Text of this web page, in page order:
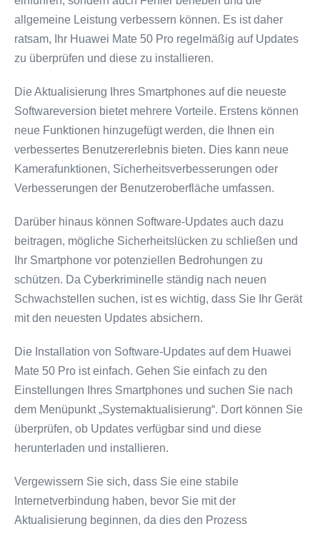
allgemeine Leistung verbessern können. Es ist daher
ratsam, Ihr Huawei Mate 50 Pro regelmäßig auf Updates
zu überprüfen und diese zu installieren.
Die Aktualisierung Ihres Smartphones auf die neueste
Softwareversion bietet mehrere Vorteile. Erstens können
neue Funktionen hinzugefügt werden, die Ihnen ein
verbessertes Benutzererlebnis bieten. Dies kann neue
Kamerafunktionen, Sicherheitsverbesserungen oder
Verbesserungen der Benutzeroberfläche umfassen.
Darüber hinaus können Software-Updates auch dazu
beitragen, mögliche Sicherheitslücken zu schließen und
Ihr Smartphone vor potenziellen Bedrohungen zu
schützen. Da Cyberkriminelle ständig nach neuen
Schwachstellen suchen, ist es wichtig, dass Sie Ihr Gerät
mit den neuesten Updates absichern.
Die Installation von Software-Updates auf dem Huawei
Mate 50 Pro ist einfach. Gehen Sie einfach zu den
Einstellungen Ihres Smartphones und suchen Sie nach
dem Menüpunkt „Systemaktualisierung“. Dort können Sie
überprüfen, ob Updates verfügbar sind und diese
herunterladen und installieren.
Vergewissern Sie sich, dass Sie eine stabile
Internetverbindung haben, bevor Sie mit der
Aktualisierung beginnen, da dies den Prozess